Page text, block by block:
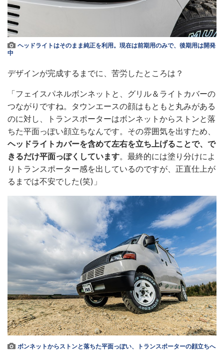
ヘッドライトはそのまま純正を利用。現在は前期用のみで、後期用は開発
中
デザインが完成するまでに、苦労したところは？
「フェイスパネルボンネットと、グリル＆ライトカバーの
つながりですね。タウンエースの顔はもともと丸みがある
のに対し、トランスポーターはボンネットからストンと落
ちた平面っぽい顔立ちなんです。その雰囲気を出すため、
ヘッドライトカバーを含めて左右を立ち上げることで、で
きるだけ平面っぽくしています。最終的には塗り分けによ
りトランスポーター感を出しているのですが、正直仕上が
るまでは不安でした(笑)」
ボンネットからストンと落ちた平面っぽい、トランスポーターの顔立ちへ